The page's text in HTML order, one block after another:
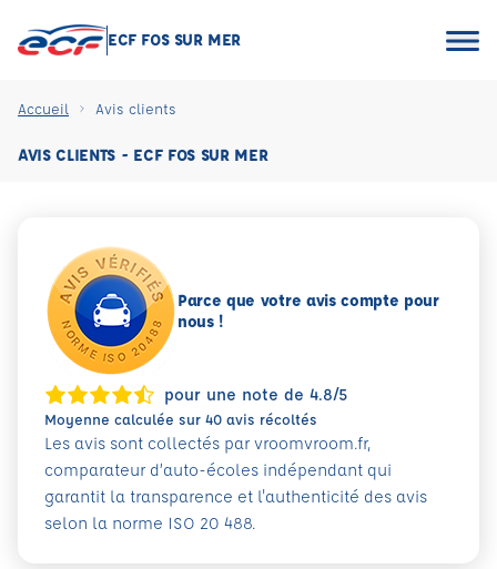
ECF FOS SUR MER
Accueil Avis clients
AVIS CLIENTS - ECF FOS SUR MER
Parce que votre avis compte pour
nous !
pour une note de 4.8/5
Moyenne calculée sur 40 avis récoltés
Les avis sont collectés par vroomvroom.fr,
comparateur d’auto-écoles indépendant qui
garantit la transparence et l'authenticité des avis
selon la norme ISO 20 488.